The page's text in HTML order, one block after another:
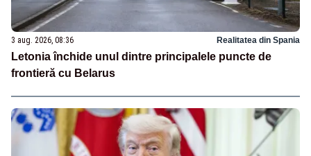
3 aug. 2026, 08:36 Realitatea din Spania
Letonia închide unul dintre principalele puncte de
frontieră cu Belarus